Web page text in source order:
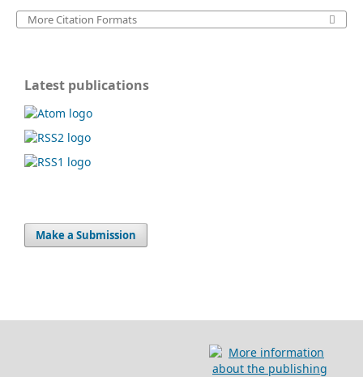
More Citation Formats
Latest publications
Make a Submission